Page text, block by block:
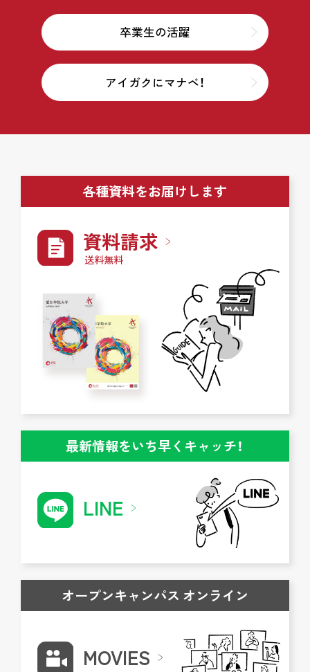
卒業生の活躍
アイガクにマナベ！
各種資料をお届けします
資料請求
送料無料
最新情報をいち早くキャッチ！
LINE
オープンキャンパス オンライン
MOVIES